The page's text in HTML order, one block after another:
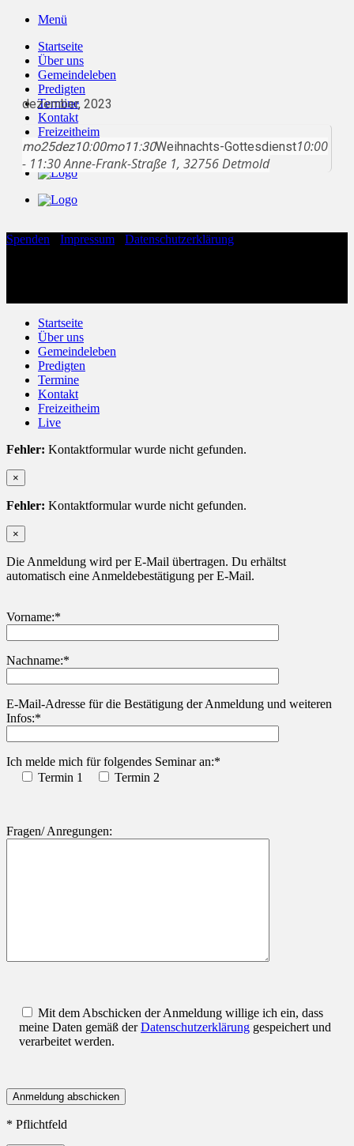
Zum
springen
Menü
Startseite
Über uns
Gemeindeleben
Predigten
Termine
Kontakt
Freizeitheim
Live
dezember, 2023
mo25dez10:00mo11:30Weihnachts-Gottesdienst10:00
- 11:30Anne-Frank-Straße 1, 32756 Detmold
Spenden Impressum
Datenschutzerklärung
Startseite
Über uns
Gemeindeleben
Predigten
Termine
Kontakt
Freizeitheim
Live
Fehler: Kontaktformular wurde nicht gefunden.
×
Fehler: Kontaktformular wurde nicht gefunden.
×
Die Anmeldung wird per E-Mail übertragen. Du erhältst
automatisch eine Anmeldebestätigung per E-Mail.
Vorname:*
Nachname:*
Bitte lasse dieses Feld leer.
E-Mail-Adresse für die Bestätigung der Anmeldung und weiteren
Infos:*
Ich melde mich für folgendes Seminar an:*
Termin 1
Termin 2
Fragen/ Anregungen:
Mit dem Abschicken der Anmeldung willige ich ein, dass
meine Daten gemäß derDatenschutzerklärung gespeichert und
verarbeitet werden.
* Pflichtfeld